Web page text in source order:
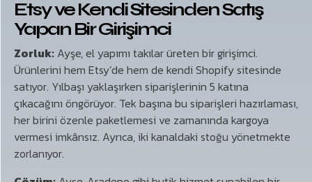
Etsy ve Kendi Sitesinden Satış
Yapan Bir Girişimci
Zorluk: Ayşe, el yapımı takılar üreten bir girişimci.
Ürünlerini hem Etsy’de hem de kendi Shopify sitesinde
satıyor. Yılbaşı yaklaşırken siparişlerinin 5 katına
çıkacağını öngörüyor. Tek başına bu siparişleri hazırlaması,
her birini özenle paketlemesi ve zamanında kargoya
vermesi imkânsız. Ayrıca, iki kanaldaki stoğu yönetmekte
zorlanıyor.